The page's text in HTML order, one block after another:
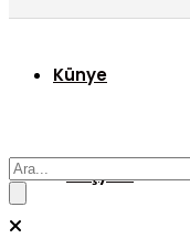
Künye
Başyazı